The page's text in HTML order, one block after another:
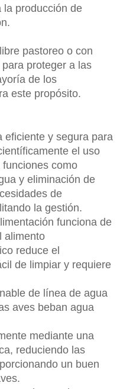
la producción de
pastoreo o con
proteger a las
de los
este propósito.
eficiente y segura para
el uso
como
y eliminación de
de
la gestión.
funciona de
alimento
reduce el
de limpiar y requiere
de línea de agua
aves beban agua
mediante una
reduciendo las
un buen